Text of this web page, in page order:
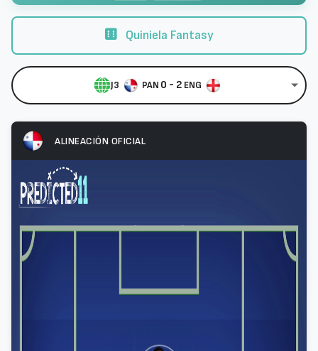
Quiniela Fantasy
J3 PAN 0 - 2 ENG
ALINEACIÓN OFICIAL